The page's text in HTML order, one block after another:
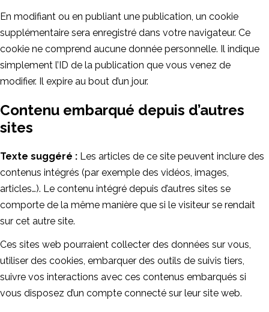
En modifiant ou en publiant une publication, un cookie
supplémentaire sera enregistré dans votre navigateur. Ce
cookie ne comprend aucune donnée personnelle. Il indique
simplement l’ID de la publication que vous venez de
modifier. Il expire au bout d’un jour.
Contenu embarqué depuis d’autres
sites
Texte suggéré : Les articles de ce site peuvent inclure des
contenus intégrés (par exemple des vidéos, images,
articles…). Le contenu intégré depuis d’autres sites se
comporte de la même manière que si le visiteur se rendait
sur cet autre site.
Ces sites web pourraient collecter des données sur vous,
utiliser des cookies, embarquer des outils de suivis tiers,
suivre vos interactions avec ces contenus embarqués si
vous disposez d’un compte connecté sur leur site web.